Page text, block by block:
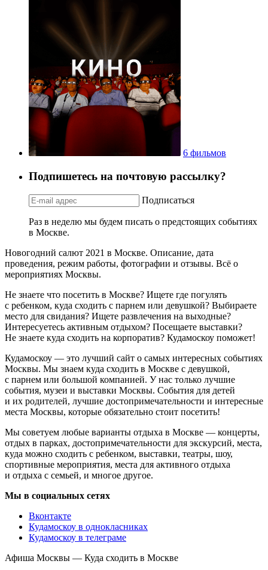
6 фильмов
Подпишетесь на почтовую рассылку?
Подписаться
Раз в неделю мы будем писать о предстоящих событиях
в Москве.
Новогодний салют 2021 в Москве. Описание, дата
проведения, режим работы, фотографии и отзывы. Всё о
мероприятиях Москвы.
Не знаете что посетить в Москве? Ищете где погулять
с ребенком, куда сходить с парнем или девушкой? Выбираете
место для свидания? Ищете развлечения на выходные?
Интересуетесь активным отдыхом? Посещаете выставки?
Не знаете куда сходить на корпоратив? Кудамоскоу поможет!
Кудамоскоу — это лучший сайт о самых интересных событиях
Москвы. Мы знаем куда сходить в Москве с девушкой,
с парнем или большой компанией. У нас только лучшие
события, музеи и выставки Москвы. События для детей
и их родителей, лучшие достопримечательности и интересные
места Москвы, которые обязательно стоит посетить!
Мы советуем любые варианты отдыха в Москве — концерты,
отдых в парках, достопримечательности для экскурсий, места,
куда можно сходить с ребенком, выставки, театры, шоу,
спортивные мероприятия, места для активного отдыха
и отдыха с семьей, и многое другое.
Мы в социальных сетях
Вконтакте
Кудамоскоу в однокласниках
Кудамоскоу в телеграме
Афиша Москвы — Куда сходить в Москве